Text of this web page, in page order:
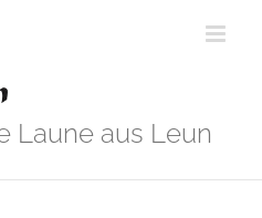
Laune aus Leun